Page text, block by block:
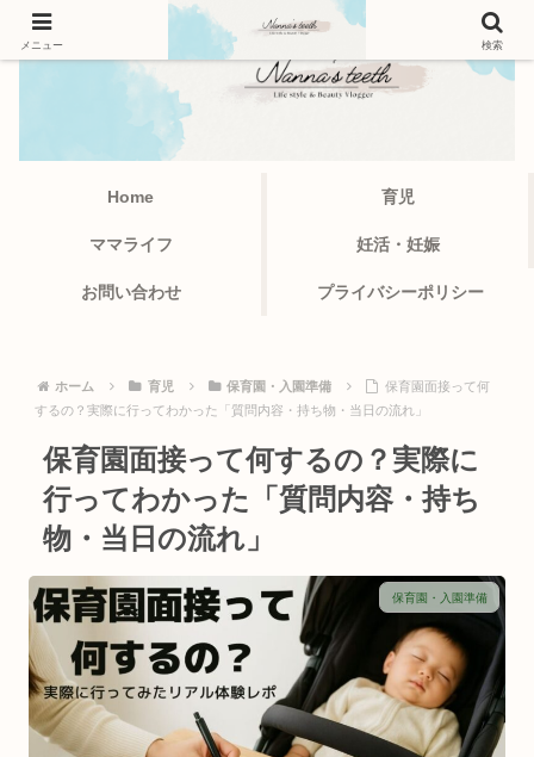
Home 育児
ママライフ 妊活・妊娠
お問い合わせ プライバシーポリシー
ホーム 育児 保育園・入園準備
保育園面接って何
するの？実際に行ってわかった「質問内容・持ち物・当日の流れ」
保育園面接って何するの？実際に
行ってわかった「質問内容・持ち
物・当日の流れ」
保育園・入園準備
メニュー 検索